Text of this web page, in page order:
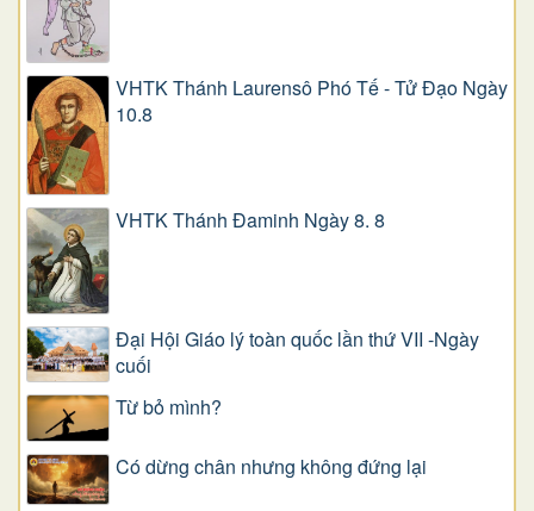
VHTK Thánh Laurensô Phó Tế - Tử Đạo Ngày
10.8
VHTK Thánh Đaminh Ngày 8. 8
Đại Hội Giáo lý toàn quốc lần thứ VII -Ngày
cuối
Từ bỏ mình?
Có dừng chân nhưng không đứng lại